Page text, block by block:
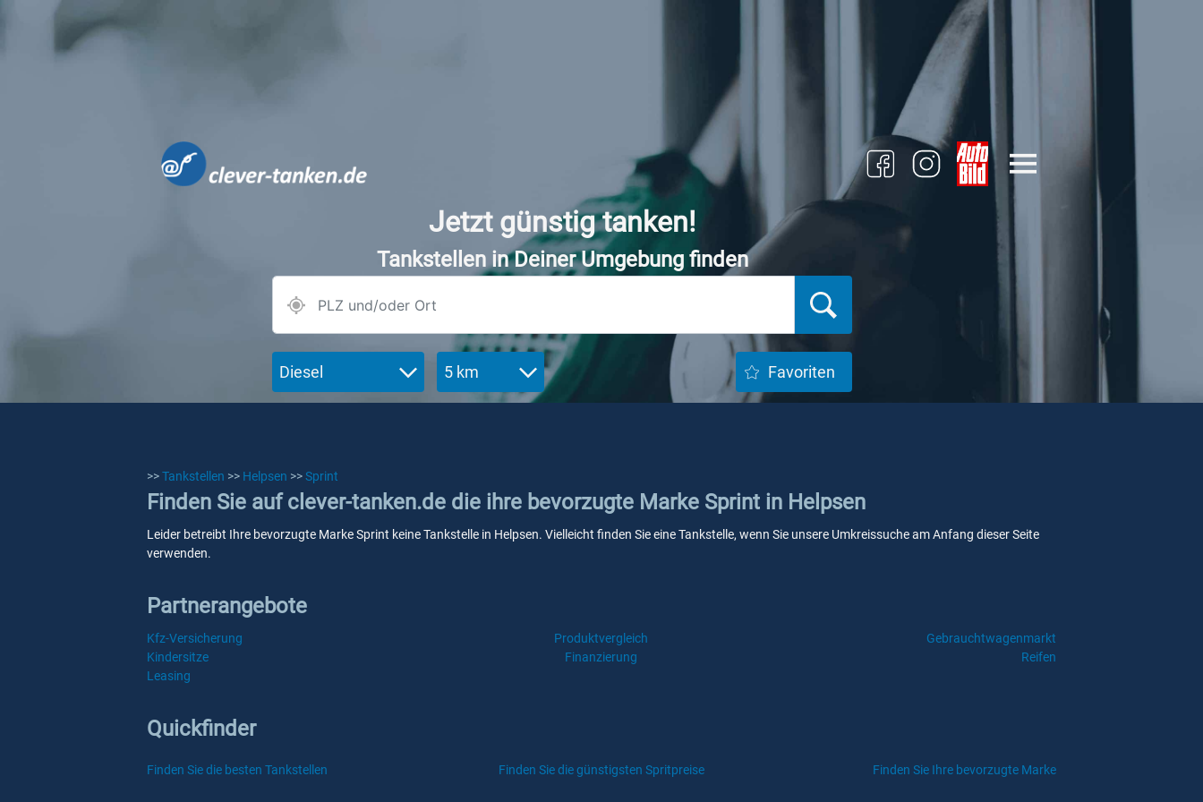
Jetzt günstig tanken!
Tankstellen in Deiner Umgebung finden
Diesel 5 km Favoriten
>>Tankstellen >> Helpsen >>Sprint
Finden Sie auf clever-tanken.de die ihre bevorzugte Marke Sprint in Helpsen
Leider betreibt Ihre bevorzugte Marke Sprint keine Tankstelle in Helpsen. Vielleicht finden Sie eine Tankstelle, wenn Sie unsere Umkreissuche am Anfang dieser Seite
verwenden.
Partnerangebote
Kfz-Versicherung Produktvergleich
Gebrauchtwagenmarkt
Kindersitze
Finanzierung
Reifen
Leasing
Quickfinder
Finden Sie die besten Tankstellen Finden Sie die günstigsten Spritpreise Finden Sie Ihre bevorzugte Marke